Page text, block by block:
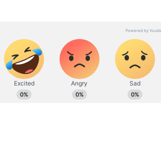
की फिल्म जरा हटके जरा बचके इसी साल 2
उतरेकर हैं। फिल्म के प्रोड्यूसर दिनेश विजान
हुई है। यह फिल्म पति-पत्नी के रिश्ते और
रही हैं। इससे पहले राखी देशबुंध, दैनिक सांध्य प्रकाश,
पत्र, पीपुल्स समाचार पत्र, स्टार समाचर पत्र, दैनिक
में रिपोर्टिंग का अनुभव।